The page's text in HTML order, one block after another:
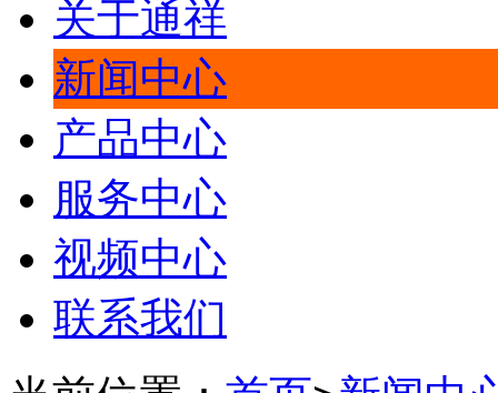
关于通祥
新闻中心
产品中心
服务中心
视频中心
联系我们